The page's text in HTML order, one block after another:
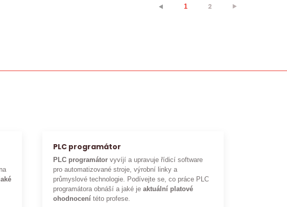
⯇ 1 2 ⯈
PLC programátor
PLC programátor vyvíjí a upravuje řídicí software
pro automatizované stroje, výrobní linky a
průmyslové technologie. Podívejte se, co práce PLC
programátora obnáší a jaké je aktuální platové
ohodnocení této profese.